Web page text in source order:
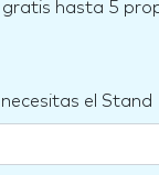
gratis hasta 5
el Stand